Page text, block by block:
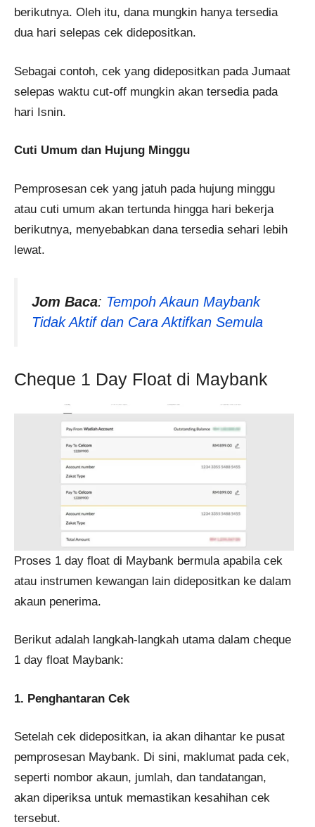
berikutnya. Oleh itu, dana mungkin hanya tersedia
dua hari selepas cek didepositkan.
Sebagai contoh, cek yang didepositkan pada Jumaat
selepas waktu cut-off mungkin akan tersedia pada
hari Isnin.
Cuti Umum dan Hujung Minggu
Pemprosesan cek yang jatuh pada hujung minggu
atau cuti umum akan tertunda hingga hari bekerja
berikutnya, menyebabkan dana tersedia sehari lebih
lewat.
Jom Baca: Tempoh Akaun Maybank
Tidak Aktif dan Cara Aktifkan Semula
Cheque 1 Day Float di Maybank
Proses 1 day float di Maybank bermula apabila cek
atau instrumen kewangan lain didepositkan ke dalam
akaun penerima.
Berikut adalah langkah-langkah utama dalam cheque
1 day float Maybank:
1. Penghantaran Cek
Setelah cek didepositkan, ia akan dihantar ke pusat
pemprosesan Maybank. Di sini, maklumat pada cek,
seperti nombor akaun, jumlah, dan tandatangan,
akan diperiksa untuk memastikan kesahihan cek
tersebut.